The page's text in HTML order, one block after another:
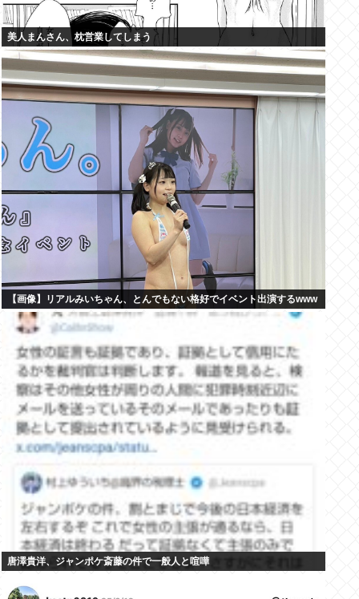
美人まんさん、枕営業してしまう
【画像】リアルみいちゃん、とんでもない格好でイベント出演するwww
唐澤貴洋、ジャンポケ斎藤の件で一般人と喧嘩